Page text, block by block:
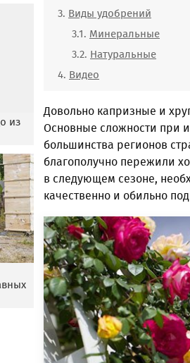
из
Виды удобрений
Минеральные
Натуральные
Видео
Довольно капризные и
Основные сложности при
большинства регионов
благополучно пережили
в следующем сезоне,
качественно и обильно